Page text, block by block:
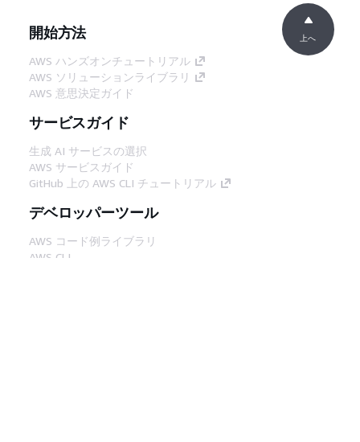
開始方法
AWS ハンズオンチュートリアル
AWS ソリューションライブラリ
AWS 意思決定ガイド
サービスガイド
生成 AI サービスの選択
AWS サービスガイド
GitHub 上の AWS CLI チュートリアル
デベロッパーツール
AWS コード例ライブラリ
AWS CLI
上へ